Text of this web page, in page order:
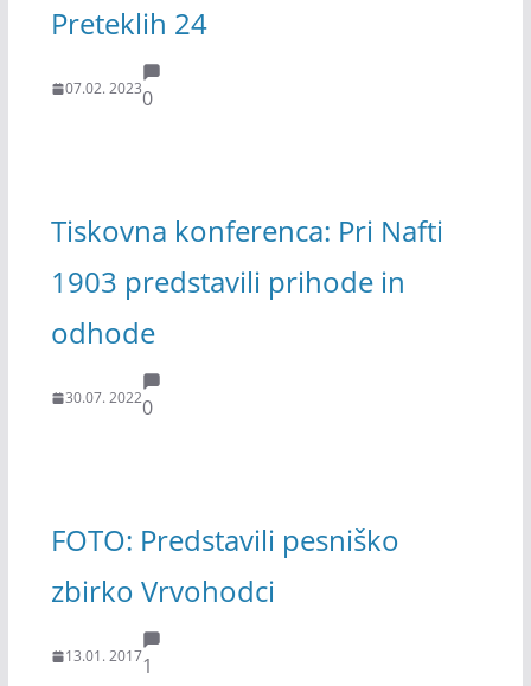
Preteklih 24
07.02. 20230
Tiskovna konferenca: Pri Nafti
1903 predstavili prihode in
odhode
30.07. 20220
FOTO: Predstavili pesniško
zbirko Vrvohodci
13.01. 20171